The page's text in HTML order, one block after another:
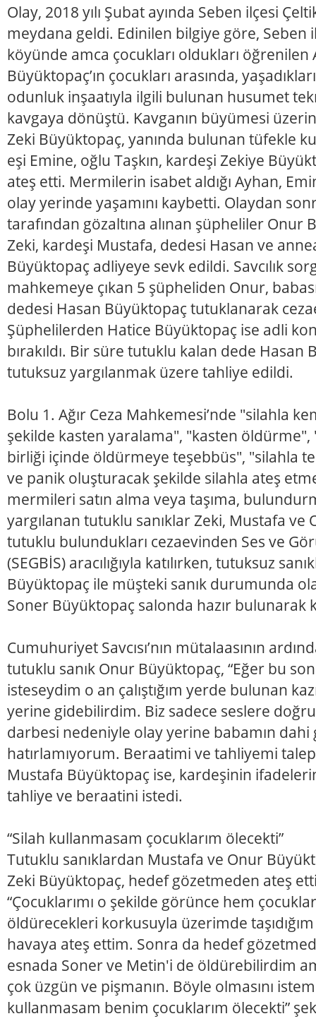
Olay, 2018 yılı Şubat ayında Seben ilçesi
meydana geldi. Edinilen bilgiye göre, Seben
köyünde amca çocukları oldukları öğrenilen
Büyüktopaç’ın çocukları arasında,
odunluk inşaatıyla ilgili bulunan husumet
kavgaya dönüştü. Kavganın büyümesi
Zeki Büyüktopaç, yanında bulunan tüfekle
eşi Emine, oğlu Taşkın, kardeşi Zekiye
ateş etti. Mermilerin isabet aldığı Ayhan,
olay yerinde yaşamını kaybetti. Olaydan
tarafından gözaltına alınan şüpheliler Onur
Zeki, kardeşi Mustafa, dedesi Hasan ve
Büyüktopaç adliyeye sevk edildi. Savcılık
mahkemeye çıkan 5 şüpheliden Onur,
dedesi Hasan Büyüktopaç tutuklanarak
Şüphelilerden Hatice Büyüktopaç ise adli
bırakıldı. Bir süre tutuklu kalan dede Hasan
tutuksuz yargılanmak üzere tahliye edildi.
Bolu 1. Ağır Ceza Mahkemesi’nde "silahla
şekilde kasten yaralama", "kasten
birliği içinde öldürmeye teşebbüs", "silahla
ve panik oluşturacak şekilde silahla ateş
mermileri satın alma veya taşıma,
yargılanan tutuklu sanıklar Zeki, Mustafa ve
tutuklu bulundukları cezaevinden Ses ve
(SEGBİS) aracılığıyla katılırken, tutuksuz
Büyüktopaç ile müşteki sanık durumunda
Soner Büyüktopaç salonda hazır bulunarak
Cumuhuriyet Savcısı’nın mütalaasının
tutuklu sanık Onur Büyüktopaç, “Eğer bu
isteseydim o an çalıştığım yerde bulunan
yerine gidebilirdim. Biz sadece seslere doğru
darbesi nedeniyle olay yerine babamın dahi
hatırlamıyorum. Beraatimi ve tahliyemi
Mustafa Büyüktopaç ise, kardeşinin
tahliye ve beraatini istedi.
“Silah kullanmasam çocuklarım ölecekti”
Tutuklu sanıklardan Mustafa ve Onur
Zeki Büyüktopaç, hedef gözetmeden ateş
“Çocuklarımı o şekilde görünce hem
öldürecekleri korkusuyla üzerimde
havaya ateş ettim. Sonra da hedef
esnada Soner ve Metin'i de öldürebilirdim
çok üzgün ve pişmanın. Böyle olmasını
kullanmasam benim çocuklarım ölecekti”